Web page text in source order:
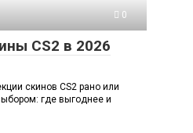
0
CS2 в 2026
скинов CS2 рано или
где выгоднее и